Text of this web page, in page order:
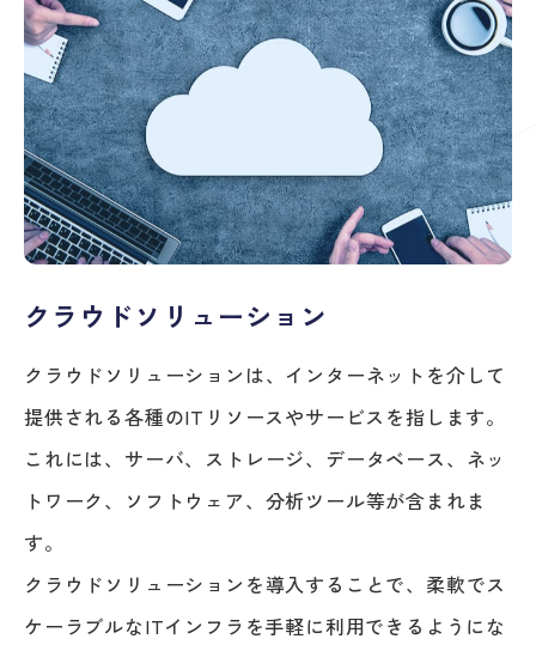
クラウドソリューション
クラウドソリューションは、インターネットを介して
提供される各種のITリソースやサービスを指します。
これには、サーバ、ストレージ、データベース、ネッ
トワーク、ソフトウェア、分析ツール等が含まれま
す。
クラウドソリューションを導入することで、柔軟でス
ケーラブルなITインフラを手軽に利用できるようにな